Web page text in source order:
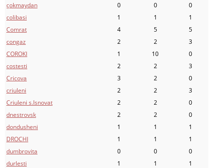
çokmaydan
0 0
0
colibasi
1 1
1
Comrat
4 5
5
congaz
2 2
3
COROKI
1 10
0
costesti
2 2
3
Cricova
3 2
0
criuleni
2 2
3
Criuleni s.Isnovat
2 2
0
dnestrovsk
2 2
0
dondusheni
1 1
1
DROCHI
1 1
1
dumbrovita
0 0
0
durlesti
1 1
1